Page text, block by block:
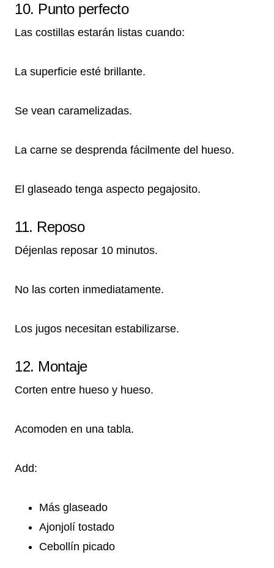
10. Punto perfecto
Las costillas estarán listas cuando:
La superficie esté brillante.
Se vean caramelizadas.
La carne se desprenda fácilmente del hueso.
El glaseado tenga aspecto pegajosito.
11. Reposo
Déjenlas reposar 10 minutos.
No las corten inmediatamente.
Los jugos necesitan estabilizarse.
12. Montaje
Corten entre hueso y hueso.
Acomoden en una tabla.
Add:
Más glaseado
Ajonjolí tostado
Cebollín picado